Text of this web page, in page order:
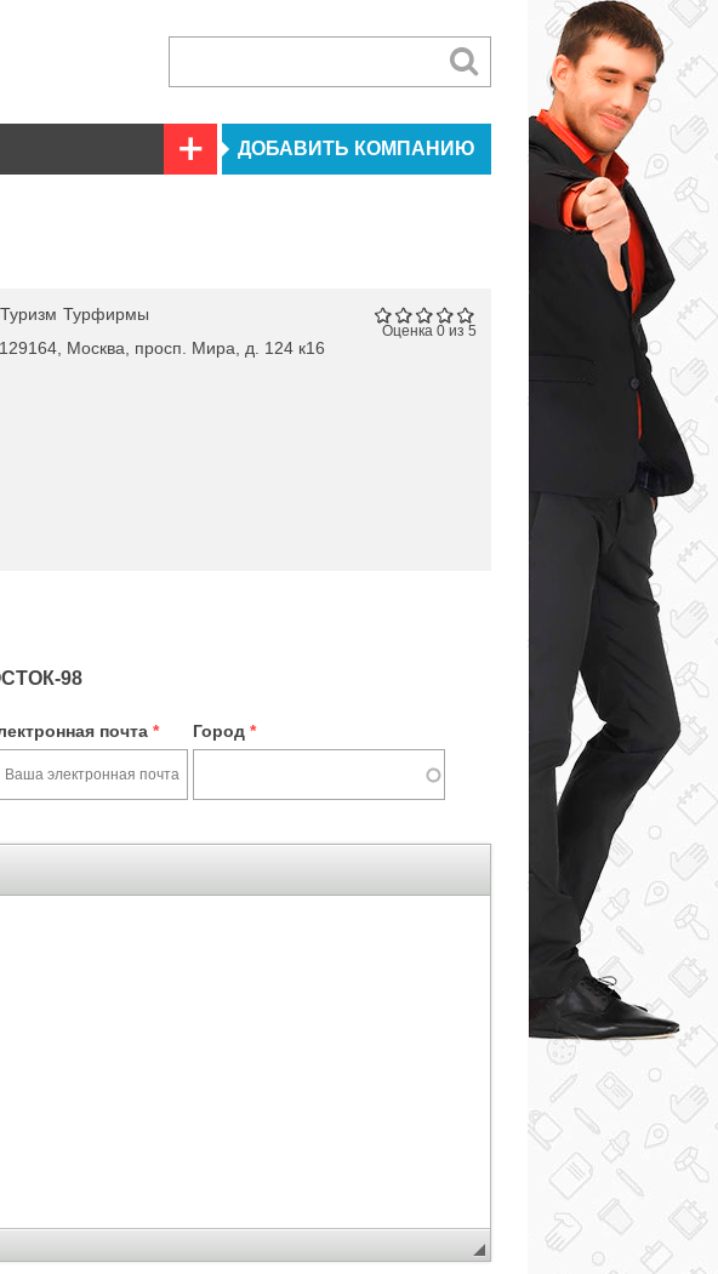
ДОБАВИТЬ КОМПАНИЮ
Оценка 0 из 5
Туризм Турфирмы
129164, Москва, просп. Мира, д. 124 к16
98
почта * Город *